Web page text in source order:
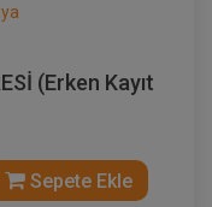
(Erken Kayıt
Sepete Ekle